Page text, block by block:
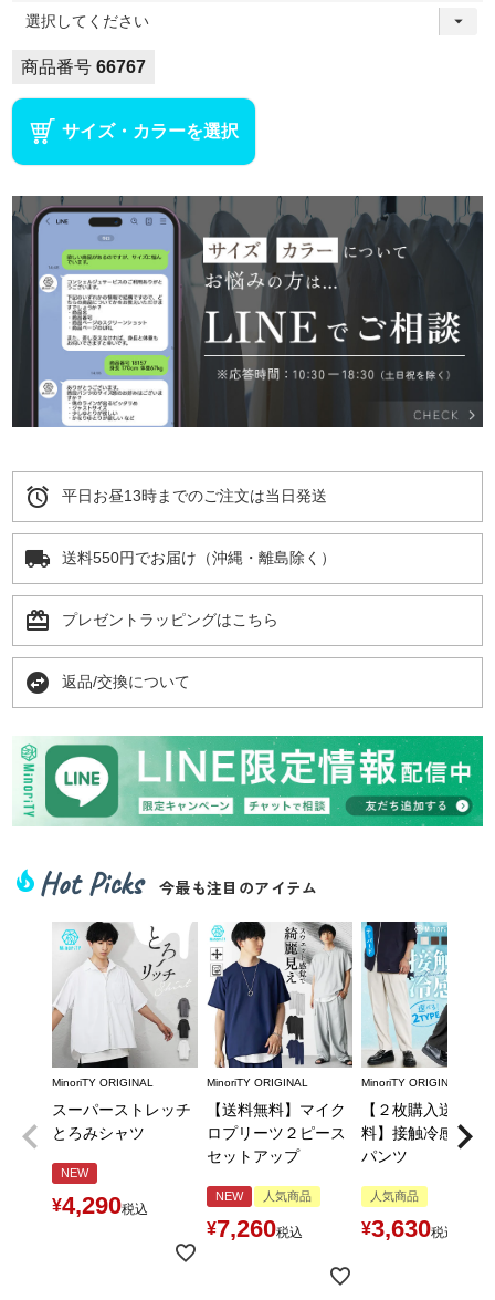
)
商品番号 66767
サイズ・カラーを選択
alarm 平日お昼13時までのご注文は当日発送
local_shipping 送料550円でお届け（沖縄・離島除く）
card_giftcard プレゼントラッピングはこちら
swap_horizontal_circle 返品/交換について
local_fire_department Hot Picks 今最も注目のアイテム
MinoriTY ORIGINAL
スーパーストレッチ
とろみシャツ
NEW
¥4,290税込
MinoriTY ORIGINAL
【送料無料】マイク
ロプリーツ２ピース
セットアップ
NEW 人気商品
¥7,260税込
MinoriTY ORIGINAL
【２枚購入送料無
料】接触冷感とろ
パンツ
人気商品
¥3,630税込